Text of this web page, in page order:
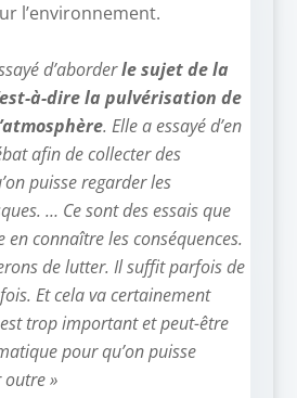
l’environnement.
d’aborderle sujet de la
à-dire la pulvérisation de
. Elle a essayé d’en
afin de collecter des
puisse regarder les
… Ce sont des essais que
en connaître les conséquences.
de lutter. Il suffit parfois de
Et cela va certainement
trop important et peut-être
pour qu’on puisse
»